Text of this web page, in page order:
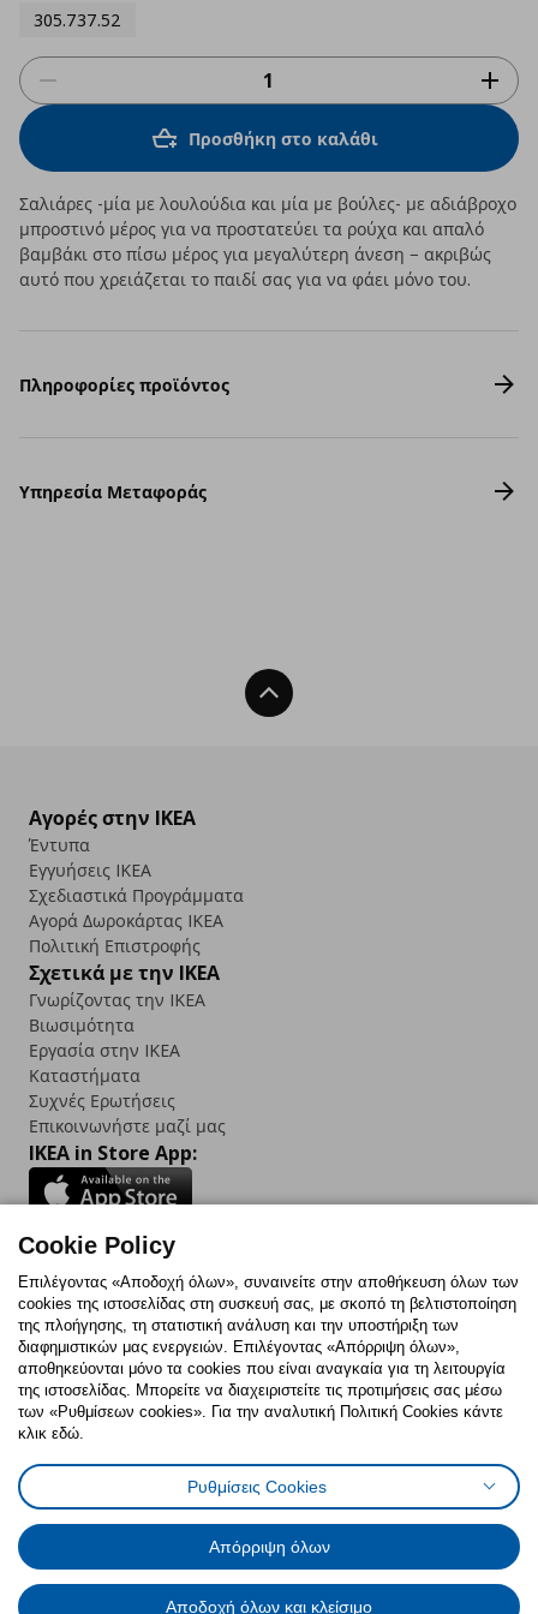
305.737.52
Προσθήκη στο καλάθι
Σαλιάρες -μία με λουλούδια και μία με βούλες- με αδιάβροχο
μπροστινό μέρος για να προστατεύει τα ρούχα και απαλό
βαμβάκι στο πίσω μέρος για μεγαλύτερη άνεση − ακριβώς
αυτό που χρειάζεται το παιδί σας για να φάει μόνο του.
Πληροφορίες προϊόντος
Υπηρεσία Μεταφοράς
Back To Top
Αγορές στην IKEA
Έντυπα
Εγγυήσεις IKEA
Σχεδιαστικά Προγράμματα
Αγορά Δωρoκάρτας IKEA
Πολιτική Επιστροφής
Σχετικά με την IKEA
Γνωρίζοντας την IKEA
Βιωσιμότητα
Εργασία στην IKEA
Καταστήματα
Συχνές Ερωτήσεις
Επικοινωνήστε μαζί μας
IKEA in Store App:
Follow us:
FacebookInstagram
TikTokYoutubePinterestTwitter
Πολιτική CookiesΔήλωση ψηφιακής προσβασιμότητας
Ρυθμίσεις cookiesΌροι Χρήσης
Γενική Πολιτική Προσωπικών Δεδομένων
Πολιτική Προσωπικών Δεδομένων για ΙΚΕΑ.gr
Κώδικας Καταναλωτικής Δεοντολογίας
Cookie Policy
Επιλέγοντας «Αποδοχή όλων», συναινείτε στην αποθήκευση όλων των
cookies της ιστοσελίδας στη συσκευή σας, με σκοπό τη βελτιστοποίηση
της πλοήγησης, τη στατιστική ανάλυση και την υποστήριξη των
διαφημιστικών μας ενεργειών. Επιλέγοντας «Απόρριψη όλων»,
αποθηκεύονται μόνο τα cookies που είναι αναγκαία για τη λειτουργία
της ιστοσελίδας. Μπορείτε να διαχειριστείτε τις προτιμήσεις σας μέσω
των «Ρυθμίσεων cookies». Για την αναλυτική Πολιτική Cookies κάντε
κλικ εδώ.
Ρυθμίσεις Cookies
Απόρριψη όλων
Αποδοχή όλων και κλείσιμο